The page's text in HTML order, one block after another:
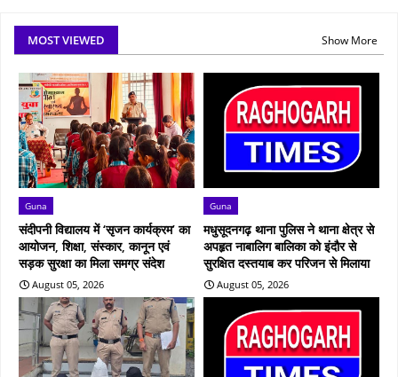
MOST VIEWED Show More
Guna
संदीपनी विद्यालय में ‘सृजन कार्यक्रम’ का
आयोजन, शिक्षा, संस्कार, कानून एवं
सड़क सुरक्षा का मिला समग्र संदेश
August 05, 2026
Guna
मधुसूदनगढ़ थाना पुलिस ने थाना क्षेत्र से
अपहृत नाबालिग बालिका को इंदौर से
सुरक्षित दस्तयाब कर परिजन से मिलाया
August 05, 2026